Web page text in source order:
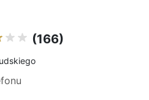
(166)